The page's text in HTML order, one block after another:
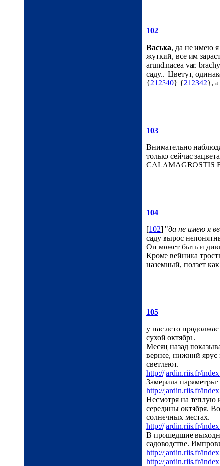
102
Васька, да не имею
жуткий, все им
arundinacea var.
саду... Цветут,
{212340} {212342}, а
103
Внимательно
только сейчас
CALAMAGROSTIS
104
[102] "да не имею я
саду вырос
Он может быть и
Кроме вейника
наземный, ползет
105
у нас лето
сухой октябрь.
Месяц назад
вернее, нижний ярус
светлеют.
http://jardin.riis.fr/
Замерила
http://jardin.riis.fr/
Несмотря на теплую
середины октября.
солнечных местах.
http://jardin.riis.fr/
В прошедшие
садоводстве.
http://jardin.riis.fr/
http://jardin.riis.fr/